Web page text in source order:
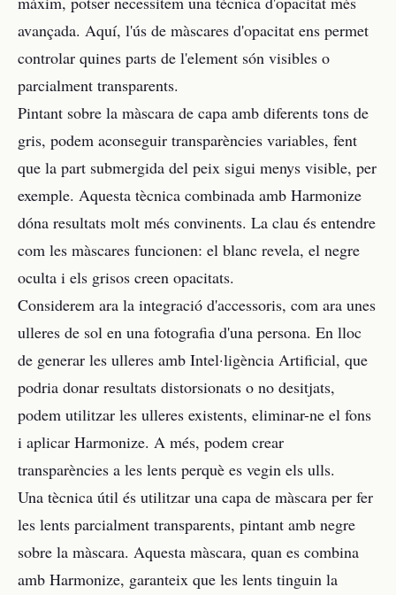
avançada. Aquí, l'ús de màscares d'opacitat ens permet
controlar quines parts de l'element són visibles o
parcialment transparents.
Pintant sobre la màscara de capa amb diferents tons de
gris, podem aconseguir transparències variables, fent
que la part submergida del peix sigui menys visible, per
exemple. Aquesta tècnica combinada amb Harmonize
dóna resultats molt més convinents. La clau és entendre
com les màscares funcionen: el blanc revela, el negre
oculta i els grisos creen opacitats.
Considerem ara la integració d'accessoris, com ara unes
ulleres de sol en una fotografia d'una persona. En lloc
de generar les ulleres amb Intel·ligència Artificial, que
podria donar resultats distorsionats o no desitjats,
podem utilitzar les ulleres existents, eliminar-ne el fons
i aplicar Harmonize. A més, podem crear
transparències a les lents perquè es vegin els ulls.
Una tècnica útil és utilitzar una capa de màscara per fer
les lents parcialment transparents, pintant amb negre
sobre la màscara. Aquesta màscara, quan es combina
amb Harmonize, garanteix que les lents tinguin la